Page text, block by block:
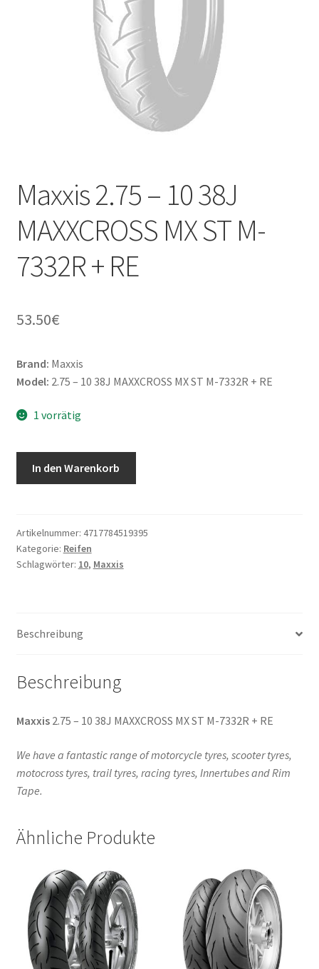
Maxxis 2.75 – 10 38J
MAXXCROSS MX ST M-
7332R + RE
53.50€
Brand: Maxxis
Model: 2.75 – 10 38J MAXXCROSS MX ST M-7332R + RE
1 vorrätig
38J
MAXXCROSS
MX
+
Menge
In den Warenkorb
Artikelnummer: 4717784519395
Kategorie: Reifen
Schlagwörter: 10, Maxxis
Beschreibung
Beschreibung
Maxxis2.75 – 10 38J MAXXCROSS MX ST M-7332R + RE
We have a fantastic range of motorcycle tyres, scooter tyres,
motocross tyres, trail tyres, racing tyres, Innertubes and Rim
Tape.
Ähnliche Produkte